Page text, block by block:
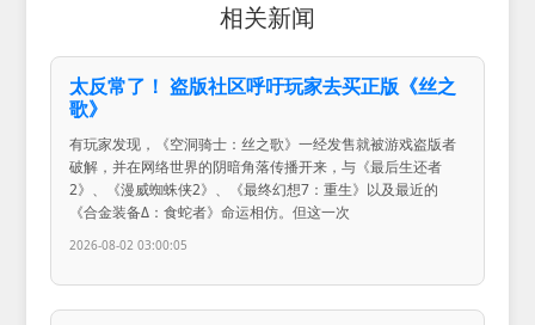
相关新闻
太反常了！ 盗版社区呼吁玩家去买正版《丝之
歌》
有玩家发现，《空洞骑士：丝之歌》一经发售就被游戏盗版者
破解，并在网络世界的阴暗角落传播开来，与《最后生还者
2》、《漫威蜘蛛侠2》、《最终幻想7：重生》以及最近的
《合金装备Δ：食蛇者》命运相仿。但这一次
2026-08-02 03:00:05